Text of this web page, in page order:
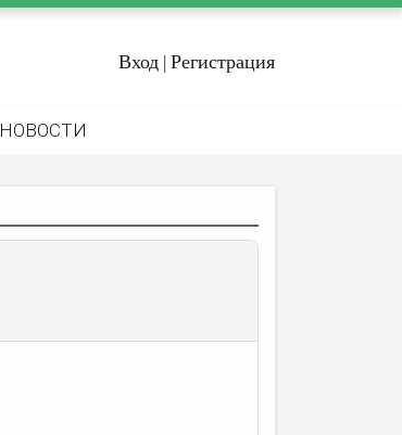
Вход | Регистрация
НОВОСТИ